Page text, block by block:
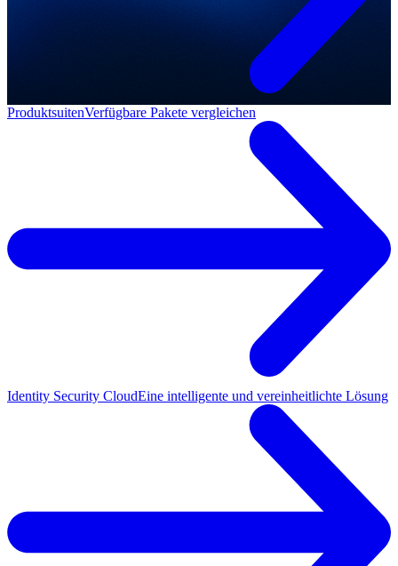
ProduktsuitenVerfügbare Pakete vergleichen
Identity Security CloudEine intelligente und vereinheitlichte Lösung